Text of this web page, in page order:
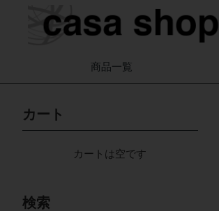
商品一覧
カート
カートは空です
検索